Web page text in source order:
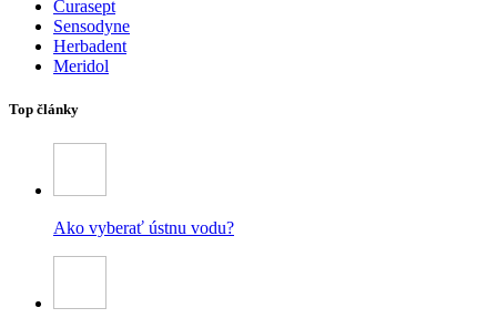
Curasept
Sensodyne
Herbadent
Meridol
Top články
Ako vyberať ústnu vodu?